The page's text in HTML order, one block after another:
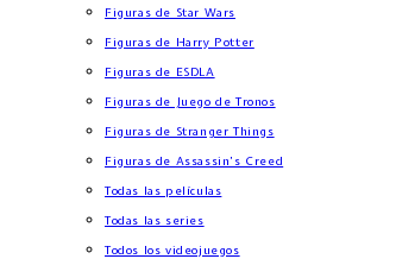
Figuras de Star Wars
Figuras de Harry Potter
Figuras de ESDLA
Figuras de Juego de Tronos
Figuras de Stranger Things
Figuras de Assassin’s Creed
Todas las películas
Todas las series
Todos los videojuegos